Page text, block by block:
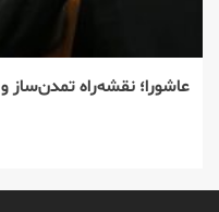
عاشورا؛ نقشه‌راه